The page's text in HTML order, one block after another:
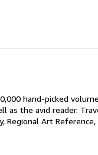
hand-picked
as the avid reader.
Regional Art